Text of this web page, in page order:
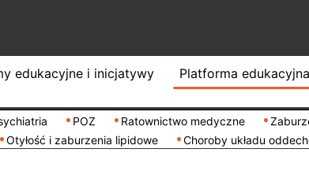
edukacyjne i inicjatywy Platforma edukacyjna
POZ Ratownictwo medyczne
Otyłość i zaburzenia lipidowe Choroby układu